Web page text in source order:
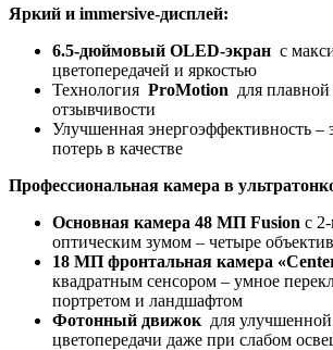
Яркий и immersive-дисплей:
6.5-дюймовый OLED-экран с
цветопередачей и яркостью
Технология ProMotion для
отзывчивости
Улучшенная энергоэффективность –
потерь в качестве
Профессиональная камера в
Основная камера 48 МП Fusion с
оптическим зумом – четыре
18 МП фронтальная камера
квадратным сенсором – умное
портретом и ландшафтом
Фотонный движок для
цветопередачи даже при слабом